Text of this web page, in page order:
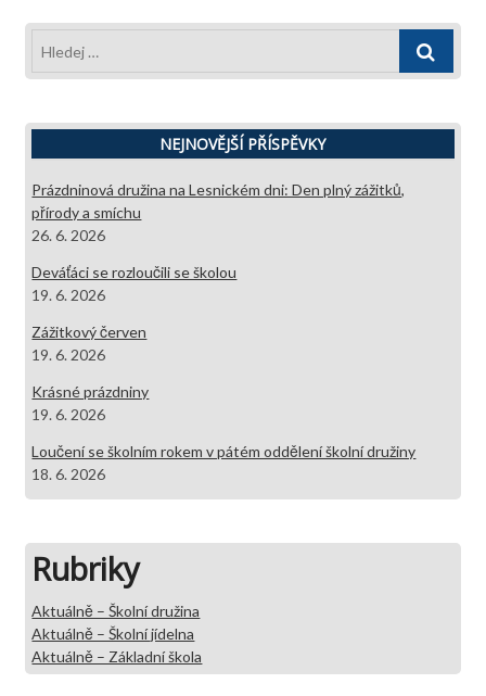
Hledej
NEJNOVĚJŠÍ PŘÍSPĚVKY
Prázdninová družina na Lesnickém dni: Den plný zážitků,
přírody a smíchu
26. 6. 2026
Deváťáci se rozloučili se školou
19. 6. 2026
Zážitkový červen
19. 6. 2026
Krásné prázdniny
19. 6. 2026
Loučení se školním rokem v pátém oddělení školní družiny
18. 6. 2026
Rubriky
Aktuálně – Školní družina
Aktuálně – Školní jídelna
Aktuálně – Základní škola